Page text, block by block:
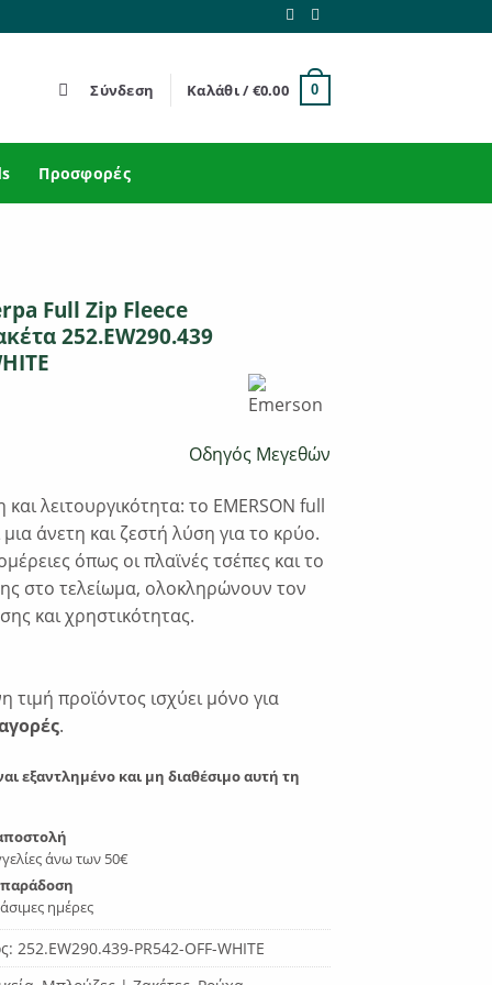
Σύνδεση Καλάθι /€0.00 0
Προσφορές
Full Zip Fleece
252.EW290.439
Οδηγός Μεγεθών
λειτουργικότητα: το EMERSON full
άνετη και ζεστή λύση για το κρύο.
όπως οι πλαϊνές τσέπες και το
στο τελείωμα, ολοκληρώνουν τον
και χρηστικότητας.
προϊόντος ισχύει μόνο για
.
εξαντλημένο και μη διαθέσιμο αυτή τη
άνω των 50€
ημέρες
252.EW290.439-PR542-OFF-WHITE